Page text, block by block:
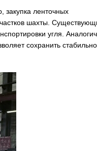
закупка ленточных
шахты.
угля.
сохранить